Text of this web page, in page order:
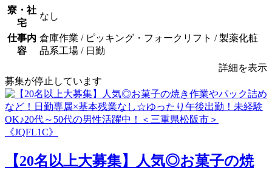
寮・社
宅
なし
仕事内
容
倉庫作業 / ピッキング・フォークリフト / 製薬化粧
品系工場 / 日勤
詳細を表示
募集が停止しています
【20名以上大募集】人気◎お菓子の焼